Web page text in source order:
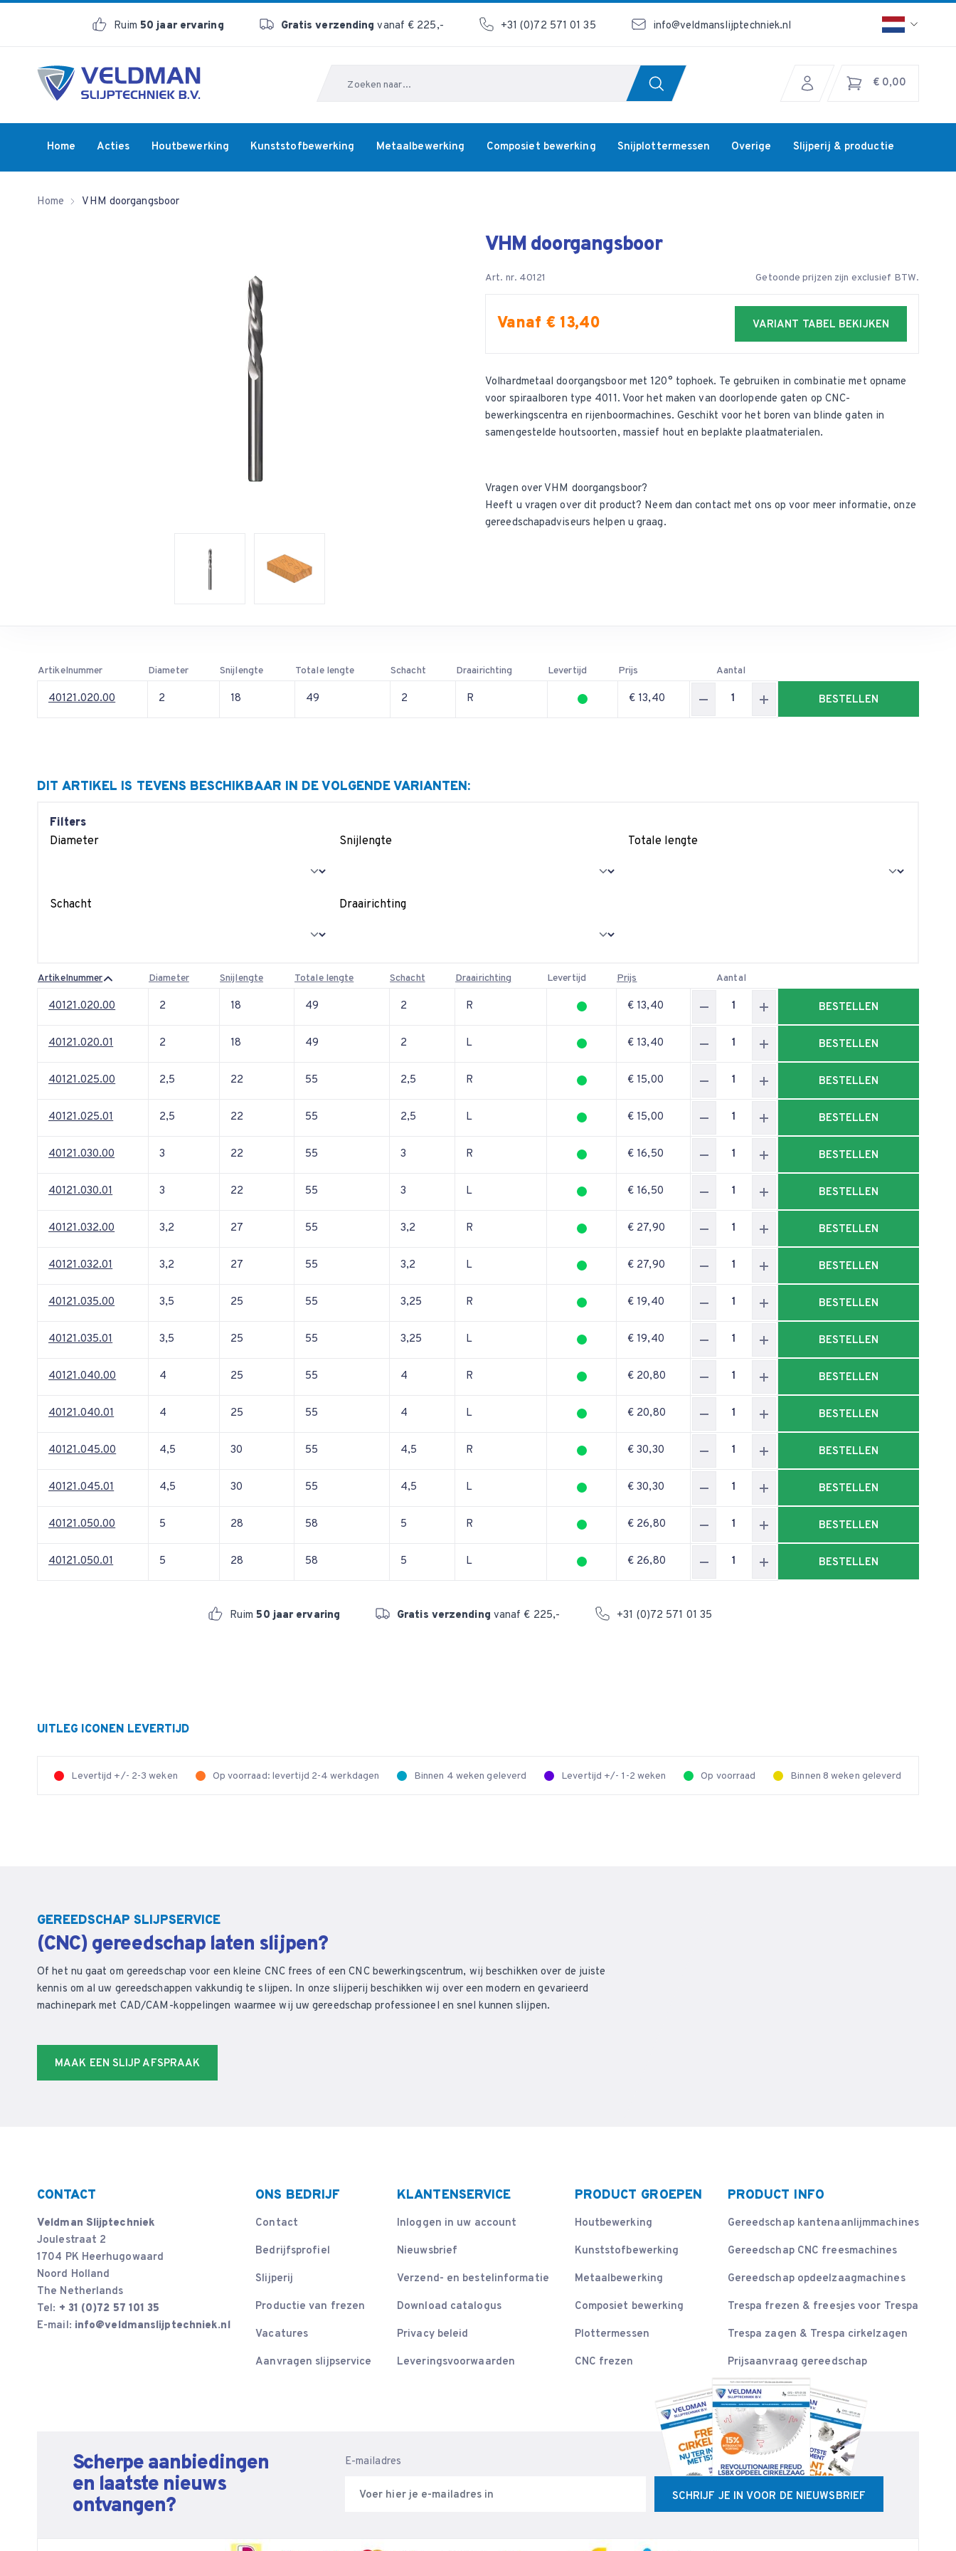
Ruim50 jaar ervaring Gratis verzending vanaf € 225,- +31 (0)72 571 01 35 info@veldmanslijptechniek.nl
€ 0,00
Home Acties Houtbewerking Kunststofbewerking Metaalbewerking Composiet bewerking Snijplottermessen Overige Slijperij & productie
Home VHM doorgangsboor
VHM doorgangsboor
Art. nr. 40121 Getoonde prijzen zijn exclusief BTW.
Vanaf € 13,40 VARIANT TABEL BEKIJKEN
Volhardmetaal doorgangsboor met 120° tophoek. Te gebruiken in combinatie met opname
voor spiraalboren type 4011. Voor het maken van doorlopende gaten op CNC-
bewerkingscentra en rijenboormachines. Geschikt voor het boren van blinde gaten in
samengestelde houtsoorten, massief hout en beplakte plaatmaterialen.
Vragen over VHM doorgangsboor?
Heeft u vragen over dit product? Neem dancontact met ons op voor meer informatie, onze
gereedschapadviseurs helpen u graag.
Artikelnummer Diameter Snijlengte Totale lengte Schacht Draairichting Levertijd Prijs Aantal
40121.020.00 2 18 49 2 R € 13,40 BESTELLEN
DIT ARTIKEL IS TEVENS BESCHIKBAAR IN DE VOLGENDE VARIANTEN:
Filters
Diameter
Snijlengte Totale lengte
Schacht Draairichting
Artikelnummer Diameter Snijlengte Totale lengte Schacht Draairichting Levertijd Prijs Aantal
40121.020.00 2 18 49 2 R € 13,40 BESTELLEN
40121.020.01 2 18 49 2 L € 13,40 BESTELLEN
40121.025.00 2,5 22 55 2,5 R € 15,00 BESTELLEN
40121.025.01 2,5 22 55 2,5 L € 15,00 BESTELLEN
40121.030.00 3 22 55 3 R € 16,50 BESTELLEN
40121.030.01 3 22 55 3 L € 16,50 BESTELLEN
40121.032.00 3,2 27 55 3,2 R € 27,90 BESTELLEN
40121.032.01 3,2 27 55 3,2 L € 27,90 BESTELLEN
40121.035.00 3,5 25 55 3,25 R € 19,40 BESTELLEN
40121.035.01 3,5 25 55 3,25 L € 19,40 BESTELLEN
40121.040.00 4 25 55 4 R € 20,80 BESTELLEN
40121.040.01 4 25 55 4 L € 20,80 BESTELLEN
40121.045.00 4,5 30 55 4,5 R € 30,30 BESTELLEN
40121.045.01 4,5 30 55 4,5 L € 30,30 BESTELLEN
40121.050.00 5 28 58 5 R € 26,80 BESTELLEN
40121.050.01 5 28 58 5 L € 26,80 BESTELLEN
Ruim50 jaar ervaring Gratis verzending vanaf € 225,- +31 (0)72 571 01 35
UITLEG ICONEN LEVERTIJD
Levertijd +/- 2-3 weken Op voorraad: levertijd 2-4 werkdagen Binnen 4 weken geleverd Levertijd +/- 1-2 weken Op voorraad Binnen 8 weken geleverd
GEREEDSCHAP SLIJPSERVICE
(CNC) gereedschap laten slijpen?
Of het nu gaat om gereedschap voor een kleine CNC frees of een CNC bewerkingscentrum, wij beschikken over de juiste
kennis om al uw gereedschappen vakkundig te slijpen. In onze slijperij beschikken wij over een modern en gevarieerd
machinepark met CAD/CAM-koppelingen waarmee wij uw gereedschap professioneel en snel kunnen slijpen.
MAAK EEN SLIJP AFSPRAAK
CONTACT
Veldman Slijptechniek
Joulestraat 2
1704 PK Heerhugowaard
Noord Holland
The Netherlands
Tel: + 31 (0)72 57 101 35
E-mail: info@veldmanslijptechniek.nl
ONS BEDRIJF
Contact
Bedrijfsprofiel
Slijperij
Productie van frezen
Vacatures
Aanvragen slijpservice
KLANTENSERVICE
Inloggen in uw account
Nieuwsbrief
Verzend- en bestelinformatie
Download catalogus
Privacy beleid
Leveringsvoorwaarden
PRODUCT GROEPEN
Houtbewerking
Kunststofbewerking
Metaalbewerking
Composiet bewerking
Plottermessen
CNC frezen
PRODUCT INFO
Gereedschap kantenaanlijmmachines
Gereedschap CNC freesmachines
Gereedschap opdeelzaagmachines
Trespa frezen & freesjes voor Trespa
Trespa zagen & Trespa cirkelzagen
Prijsaanvraag gereedschap
Scherpe aanbiedingen
en laatste nieuws
ontvangen?
E-mailadres
SCHRIJF JE IN VOOR DE NIEUWSBRIEF